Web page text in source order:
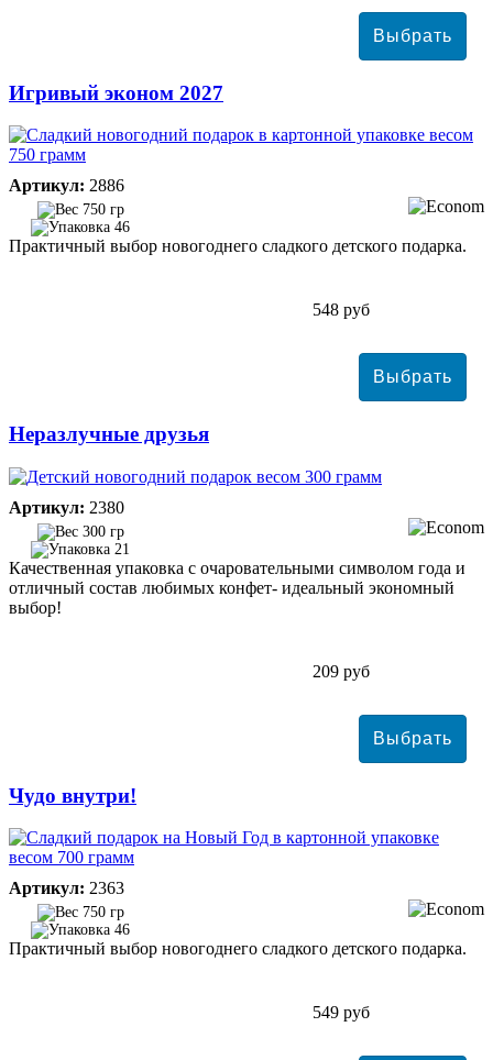
Игривый эконом 2027
Артикул: 2886
750 гр
46
Практичный выбор новогоднего сладкого детского подарка.
548 руб
Неразлучные друзья
Артикул: 2380
300 гр
21
Качественная упаковка с очаровательными символом года и
отличный состав любимых конфет- идеальный экономный
выбор!
209 руб
Чудо внутри!
Артикул: 2363
750 гр
46
Практичный выбор новогоднего сладкого детского подарка.
549 руб